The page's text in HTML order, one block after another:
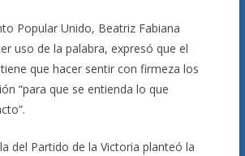
Popular Unido, Beatriz Fabiana
uso de la palabra, expresó que el
que hacer sentir con firmeza los
“para que se entienda lo que
del Partido de la Victoria planteó la